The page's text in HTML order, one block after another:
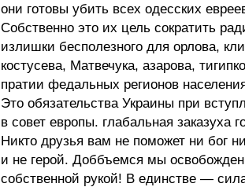
они готовы убить всех одесских
Собственно это их цель сократить
излишки бесполезного для орлова,
костусева, Матвечука, азарова,
пратии федальных регионов
Это обязательства Украины при
в совет европы. глабальная заказуха
Никто друзья вам не поможет ни бог
и не герой. Доббъемся мы
собственной рукой! В единстве —